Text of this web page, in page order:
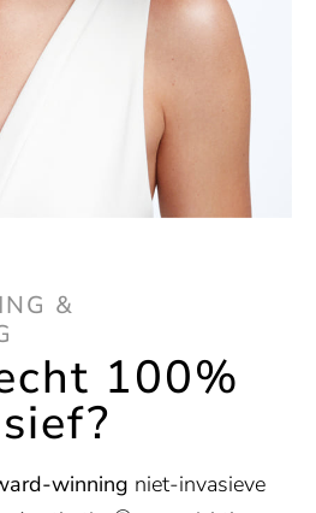
&
100%
winning niet-invasieve